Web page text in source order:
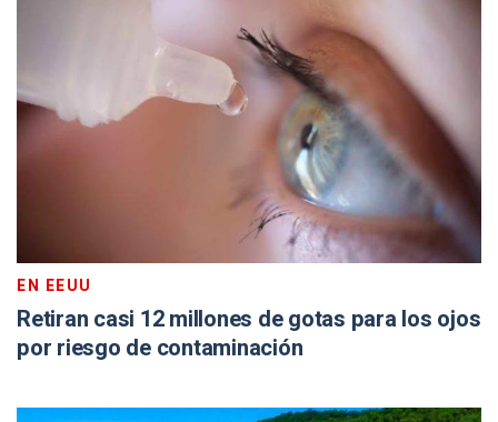
EN EEUU
Retiran casi 12 millones de gotas para los ojos
por riesgo de contaminación